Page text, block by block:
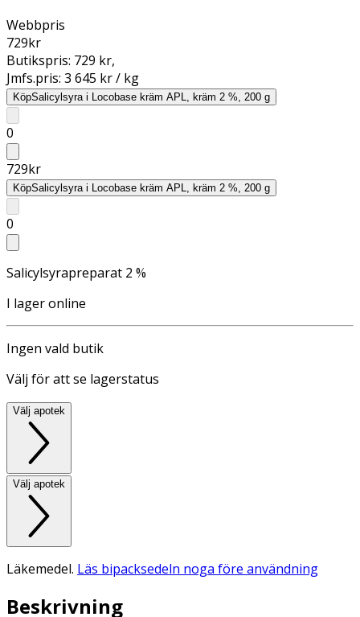
Webbpris
729kr
Butikspris: 729 kr,
Jmfs.pris: 3 645 kr / kg
KöpSalicylsyra i Locobase kräm APL, kräm 2 %, 200 g
0
729kr
KöpSalicylsyra i Locobase kräm APL, kräm 2 %, 200 g
0
Salicylsyrapreparat 2 %
I lager online
Ingen vald butik
Välj för att se lagerstatus
Välj apotek
Välj apotek
Läkemedel. Läs bipacksedeln noga före användning
Beskrivning